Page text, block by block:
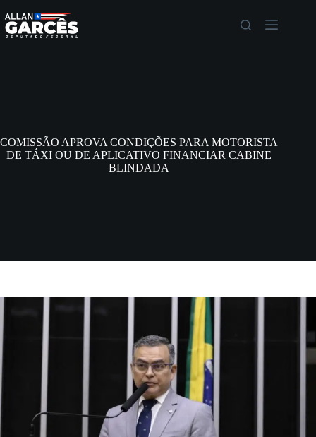
COMISSÃO APROVA CONDIÇÕES PARA MOTORISTA
DE TÁXI OU DE APLICATIVO FINANCIAR CABINE
BLINDADA